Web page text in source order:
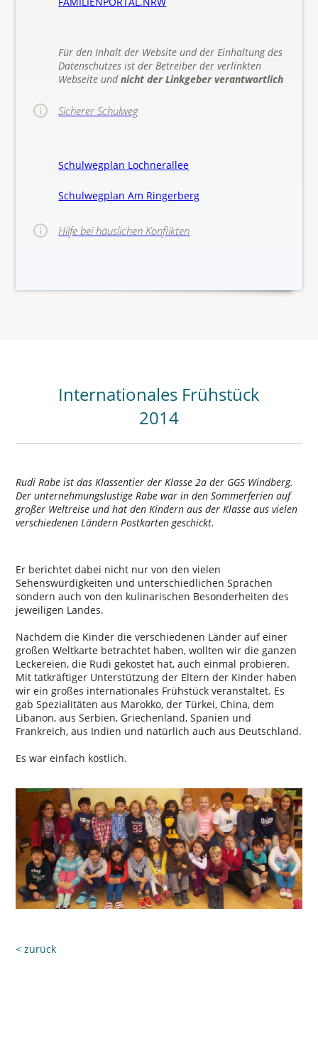
Internationales Frühstück
2014
Rudi Rabe ist das Klassentier der Klasse 2a der GGS Windberg.
Der unternehmungslustige Rabe war in den Sommerferien auf
großer Weltreise und hat den Kindern aus der Klasse aus vielen
verschiedenen Ländern Postkarten geschickt.
Er berichtet dabei nicht nur von den vielen
Sehenswürdigkeiten und unterschiedlichen Sprachen
sondern auch von den kulinarischen Besonderheiten des
jeweiligen Landes.
Nachdem die Kinder die verschiedenen Länder auf einer
großen Weltkarte betrachtet haben, wollten wir die ganzen
Leckereien, die Rudi gekostet hat, auch einmal probieren.
Mit tatkräftiger Unterstützung der Eltern der Kinder haben
wir ein großes internationales Frühstück veranstaltet. Es
gab Spezialitäten aus Marokko, der Türkei, China, dem
Libanon, aus Serbien, Griechenland, Spanien und
Frankreich, aus Indien und natürlich auch aus Deutschland.
Es war einfach köstlich.
< zurück
Für den Inhalt der Website und der Einhaltung des
Datenschutzes ist der Betreiber der verlinkten
Webseite undnicht der Linkgeber verantwortlich
Sicherer Schulweg
Schulwegplan Lochnerallee
Schulwegplan Am Ringerberg
Hilfe bei häuslichen Konflikten